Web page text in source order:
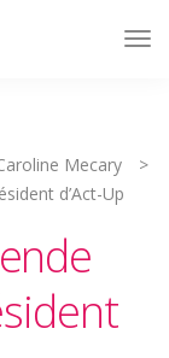
Mecary
>
d’Act-Up